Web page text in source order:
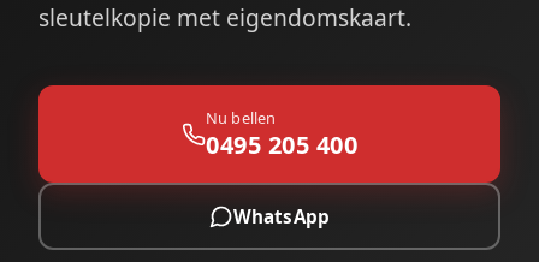
sleutelkopie met eigendomskaart.
Nu bellen
0495 205 400
WhatsApp